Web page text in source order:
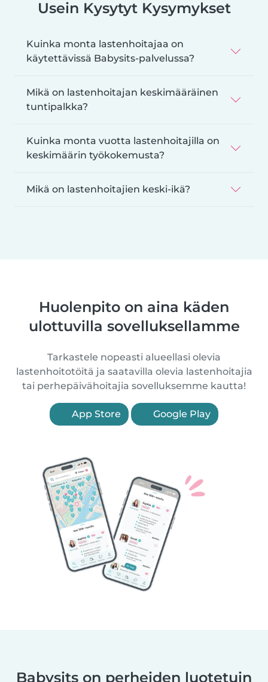
Usein Kysytyt Kysymykset
Kuinka monta lastenhoitajaa on
käytettävissä Babysits-palvelussa?
Mikä on lastenhoitajan keskimääräinen
tuntipalkka?
Kuinka monta vuotta lastenhoitajilla on
keskimäärin työkokemusta?
Mikä on lastenhoitajien keski-ikä?
Huolenpito on aina käden
ulottuvilla sovelluksellamme
Tarkastele nopeasti alueellasi olevia
lastenhoitotöitä ja saatavilla olevia lastenhoitajia
tai perhepäivähoitajia sovelluksemme kautta!
App Store Google Play
Babysits on perheiden luotetuin